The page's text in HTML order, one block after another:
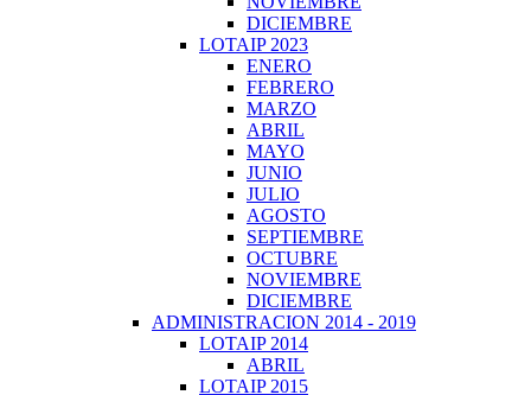
DICIEMBRE
LOTAIP 2023
ENERO
FEBRERO
MARZO
ABRIL
MAYO
JUNIO
JULIO
AGOSTO
SEPTIEMBRE
OCTUBRE
NOVIEMBRE
DICIEMBRE
ADMINISTRACION 2014 - 2019
LOTAIP 2014
ABRIL
LOTAIP 2015